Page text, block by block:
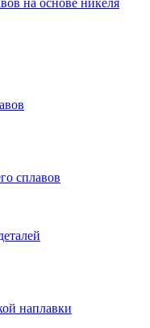
на основе никеля
сплавов
наплавки